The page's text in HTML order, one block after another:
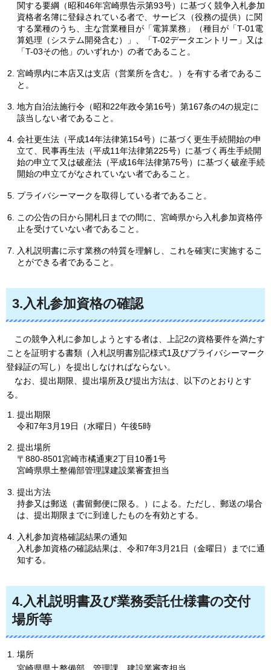
関する要綱（昭和46年宮崎県告示第93号）に基づく競争入札参加
資格者名簿に登録されている者で、サービス（役務の提供）に関
する業種のうち、主な営業種目が「電算業務」（種目が「T-01電
算処理（システム開発含む）」、「T-02データエントリー」又は
「T-03その他」のいずれか）の者であること。
宮崎県内に本店又は支店（営業所を含む。）を有する者であるこ
と。
地方自治法施行令（昭和22年政令第16号）第167条の4の規定に
該当しない者であること。
会社更生法（平成14年法律第154号）に基づく更生手続開始の申
立て、民事再生法（平成11年法律第225号）に基づく再生手続開
始の申立て又は破産法（平成16年法律第75号）に基づく破産手続
開始の申立てがなされていない者であること。
プライバシーマークを取得している者であること。
この公告の日から開札日までの間に、宮崎県から入札参加資格停
止を受けていない者であること。
入札説明書に示す業務の特質を理解し、これを確実に実施するこ
とができる者であること。
3.入札参加資格の確認
この競争入札に参加しようとする者は、上記2の資格要件を満たす
ことを証明する書類（入札説明書別記様式1及びプライバシーマーク
登録証の写し）を提出しなければならない。
なお、提出期限、提出場所及び提出方法は、以下のとおりとす
る。
提出期限
令和7年3月19日（水曜日）午後5時
提出場所
〒880-8501宮崎市橘通東2丁目10番1号
宮崎県県土整備部管理課建設業審査担当
提出方法
持参又は郵送（書留郵便に限る。）による。ただし、郵送の場合
は、提出期限までに到達したものを有効とする。
入札参加資格確認結果の通知
入札参加資格の確認結果は、令和7年3月21日（金曜日）までに通
知する。
4.入札説明書及び業務委託仕様書の交付
場所等
場所
宮崎県県土整備部
管理課 建設業審査担当